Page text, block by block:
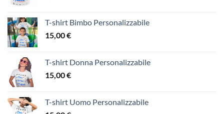
T-shirt Bimbo Personalizzabile
15,00€
T-shirt Donna Personalizzabile
15,00€
T-shirt Uomo Personalizzabile